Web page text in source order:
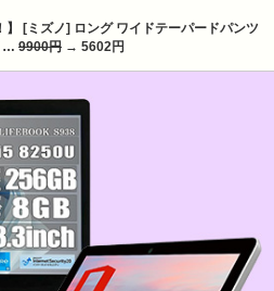
[ミズノ] ロング ワイドテーパードパンツ
… 9900円 → 5602円